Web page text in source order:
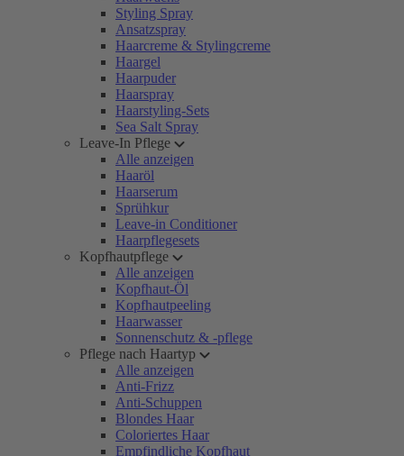
Styling Spray
Ansatzspray
Haarcreme & Stylingcreme
Haargel
Haarpuder
Haarspray
Haarstyling-Sets
Sea Salt Spray
Leave-In Pflege
Alle anzeigen
Haaröl
Haarserum
Sprühkur
Leave-in Conditioner
Haarpflegesets
Kopfhautpflege
Alle anzeigen
Kopfhaut-Öl
Kopfhautpeeling
Haarwasser
Sonnenschutz & -pflege
Pflege nach Haartyp
Alle anzeigen
Anti-Frizz
Anti-Schuppen
Blondes Haar
Coloriertes Haar
Empfindliche Kopfhaut